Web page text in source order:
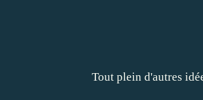
Tout plein d'autres